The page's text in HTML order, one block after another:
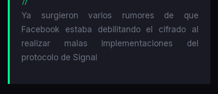
Ya surgieron varios rumores de que
Facebook estaba debilitando el cifrado al
realizar malas implementaciones del
protocolo de Signal